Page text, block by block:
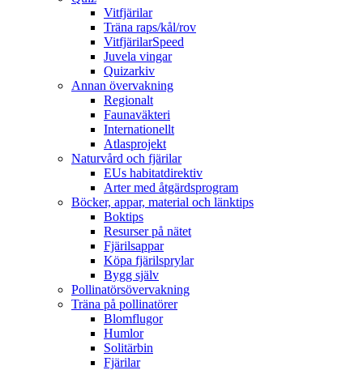
Vitfjärilar
Träna raps/kål/rov
VitfjärilarSpeed
Juvela vingar
Quizarkiv
Annan övervakning
Regionalt
Faunaväkteri
Internationellt
Atlasprojekt
Naturvård och fjärilar
EUs habitatdirektiv
Arter med åtgärdsprogram
Böcker, appar, material och länktips
Boktips
Resurser på nätet
Fjärilsappar
Köpa fjärilsprylar
Bygg själv
Pollinatörsövervakning
Träna på pollinatörer
Blomflugor
Humlor
Solitärbin
Fjärilar